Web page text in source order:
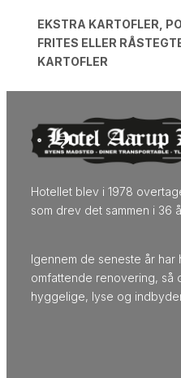
EKSTRA KARTOFLER,
FRITES ELLER
KARTOFLER
Hotellet blev i 1978
som drev det sammen i 36
Igennem de seneste år
omfattende renovering, så
hyggelige, lyse og